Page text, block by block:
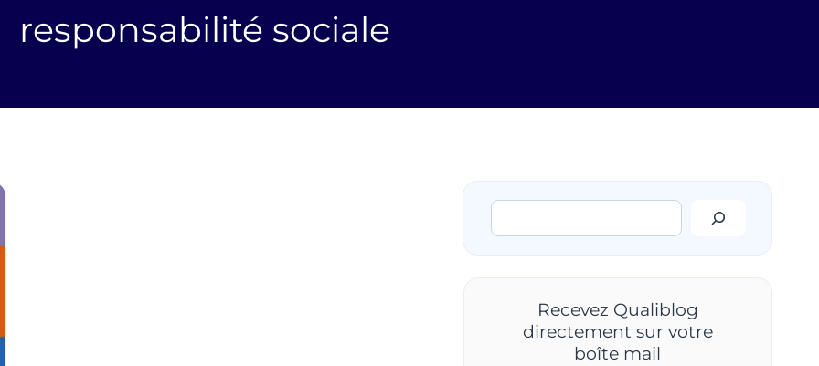
responsabilité sociale
Rechercher
Recevez Qualiblog
directement sur votre
boîte mail